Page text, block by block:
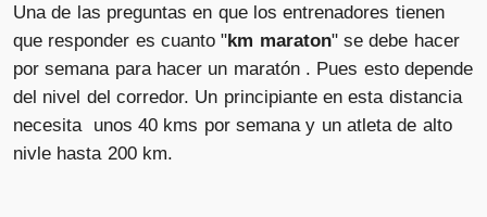
Una de las preguntas en que los entrenadores tienen
que responder es cuanto "km maraton" se debe hacer
por semana para hacer un maratón . Pues esto depende
del nivel del corredor. Un principiante en esta distancia
necesita unos 40 kms por semana y un atleta de alto
nivle hasta 200 km.